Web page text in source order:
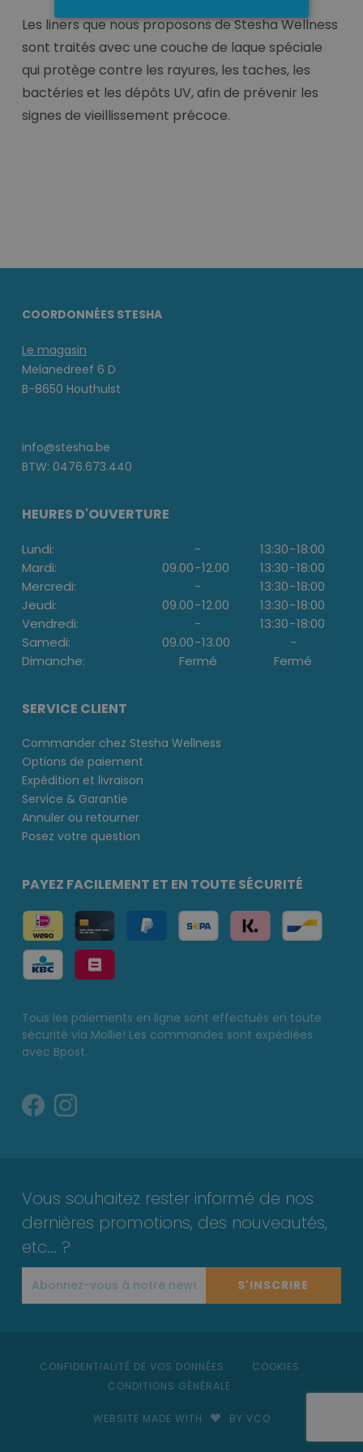
Les liners que nous proposons de Stesha Wellness
sont traités avec une couche de laque spéciale
qui protège contre les rayures, les taches, les
bactéries et les dépôts UV, afin de prévenir les
signes de vieillissement précoce.
COORDONNÉES STESHA
Le magasin
Melanedreef 6 D
B-8650 Houthulst
info@stesha.be
BTW: 0476.673.440
HEURES D'OUVERTURE
Lundi: - 13:30-18:00
Mardi:
09.00-12.00 13:30-18:00
Mercredi:
- 13:30-18:00
Jeudi:
09.00-12.00 13:30-18:00
Vendredi:
- 13:30-18:00
Samedi:
09.00-13.00
-
Dimanche:
Fermé Fermé
SERVICE CLIENT
Commander chez Stesha Wellness
Options de paiement
Expédition et livraison
Service & Garantie
Annuler ou retourner
Posez votre question
PAYEZ FACILEMENT ET EN TOUTE SÉCURITÉ
Tous les paiements en ligne sont effectués en toute
sécurité via Mollie! Les commandes sont expédiées
avec Bpost.
Vous souhaitez rester informé de nos
dernières promotions, des nouveautés,
etc... ?
S'INSCRIRE
CONFIDENTIALITÉ DE VOS DONNÉES
COOKIES
CONDITIONS GÉNÉRALE
WEBSITE MADE WITH BY VCO